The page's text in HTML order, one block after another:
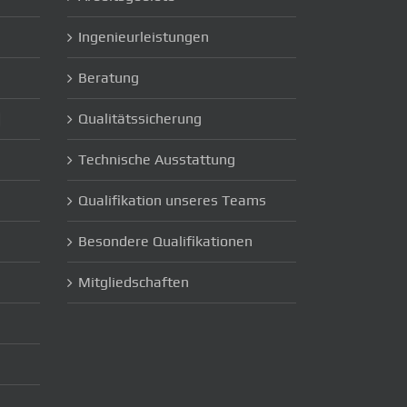
Ingenieurleistungen
Beratung
Qualitätssicherung
Technische Ausstattung
Qualifikation unseres Teams
Besondere Qualifikationen
Mitgliedschaften